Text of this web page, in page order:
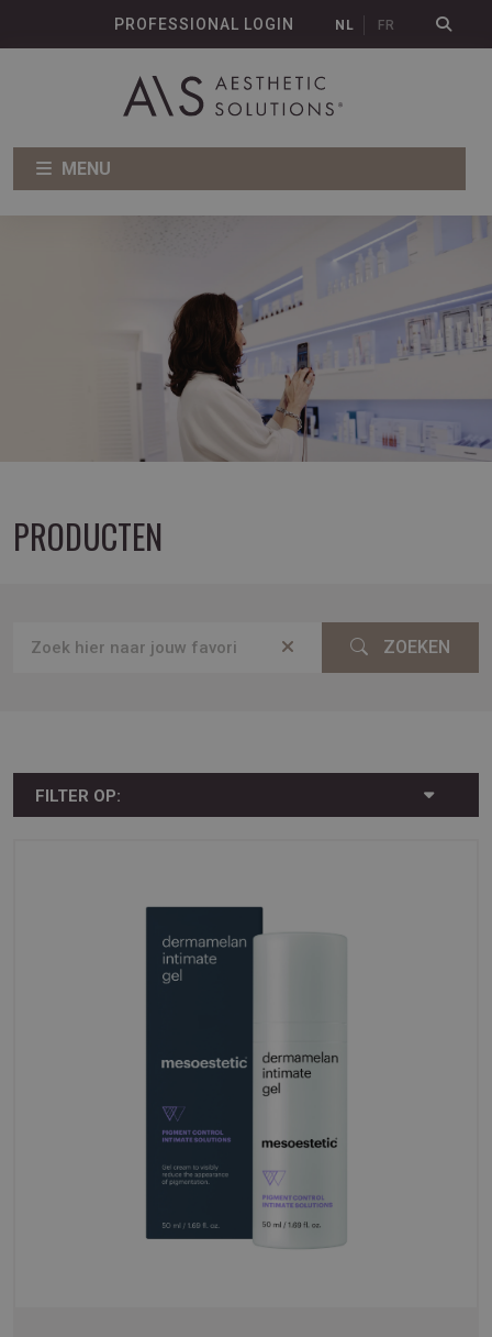
PROFESSIONAL LOGIN NL FR
MENU
PRODUCTEN
ZOEKEN
FILTER OP: